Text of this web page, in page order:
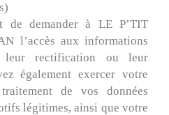
de demander à LE P’TIT
l’accès aux informations
leur rectification ou leur
également exercer votre
de vos données
légitimes, ainsi que votre